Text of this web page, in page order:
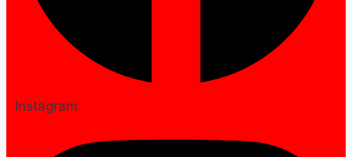
Instagram